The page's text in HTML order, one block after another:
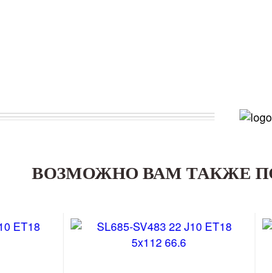
ВОЗМОЖНО ВАМ ТАКЖЕ